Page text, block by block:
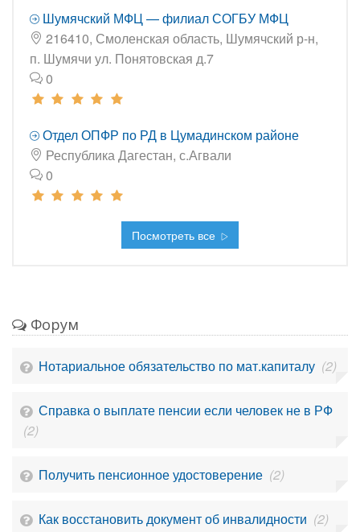
Шумячский МФЦ — филиал СОГБУ МФЦ
216410, Смоленская область, Шумячский р-н,
п. Шумячи ул. Понятовская д.7
0
Отдел ОПФР по РД в Цумадинском районе
Республика Дагестан, с.Агвали
0
Посмотреть все
Форум
Нотариальное обязательство по мат.капиталу (2)
Справка о выплате пенсии если человек не в РФ
(2)
Получить пенсионное удостоверение (2)
Как восстановить документ об инвалидности (2)